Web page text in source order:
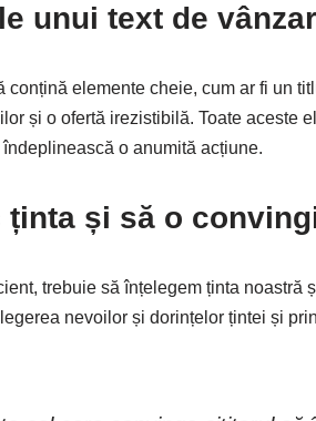
unui text de
elemente cheie, cum ar fi un
și o ofertă irezistibilă. Toate aceste
o anumită acțiune.
și să o
trebuie să înțelegem ținta noastră
nevoilor și dorințelor țintei și